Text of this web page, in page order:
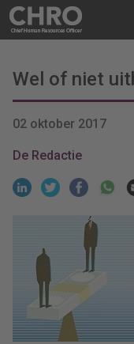
Wel of niet
02 oktober 2017
De Redactie